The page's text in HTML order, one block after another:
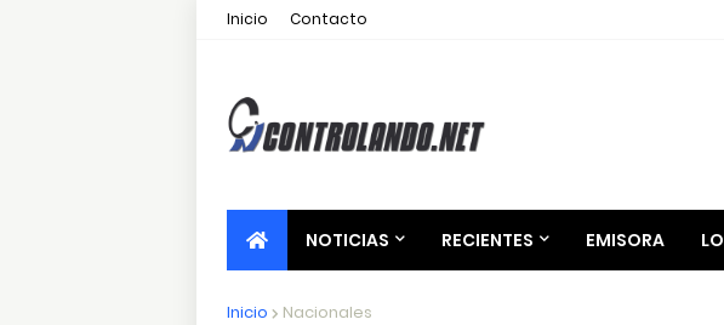
Inicio Contacto
NOTICIAS RECIENTES EMISORA
Inicio Nacionales